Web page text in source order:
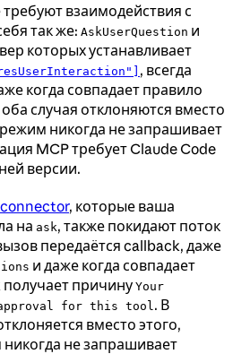
взаимодействия с
так же: AskUserQuestion и
которых устанавливает
, всегда
когда совпадает правило
оба случая отклоняются вместо
никогда не запрашивает
MCP требует Claude Code
версии.
, которые ваша
на ask, также покидают поток
передаётся callback, даже
и даже когда совпадает
причину Your
for this tool . В
вместо этого,
не запрашивает